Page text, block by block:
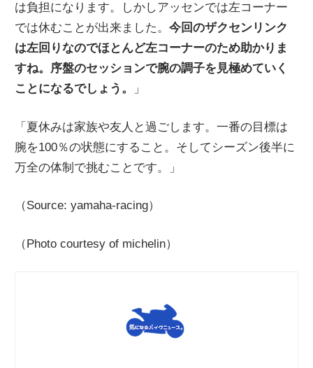
は負担になります。しかしアッセンでは左コーナー
では休むことが出来ました。今回のザクセンリンク
は左回りなのでほとんど左コーナーのため助かりま
すね。序盤のセッションで腕の調子を見極めていく
ことになるでしょう。
」
「夏休みは家族や友人と過ごします。一番の目標は
腕を100％の状態にすること。そしてシーズン後半に
万全の体制で挑むことです。」
（Source: yamaha-racing）
（Photo courtesy of michelin）